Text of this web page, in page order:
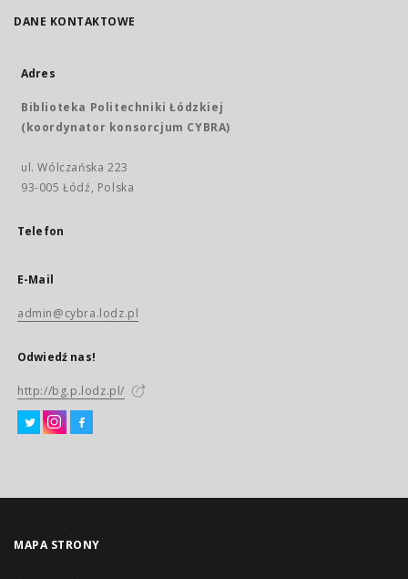
DANE KONTAKTOWE
Adres
Biblioteka Politechniki Łódzkiej
(koordynator konsorcjum CYBRA)
ul. Wólczańska 223
93-005 Łódź, Polska
Telefon
E-Mail
admin@cybra.lodz.pl
Odwiedź nas!
http://bg.p.lodz.pl/
MAPA STRONY